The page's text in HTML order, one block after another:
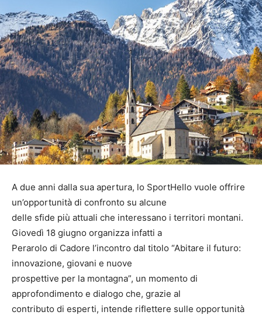
A due anni dalla sua apertura, lo SportHello vuole offrire
un’opportunità di confronto su alcune
delle sfide più attuali che interessano i territori montani.
Giovedì 18 giugno organizza infatti a
Perarolo di Cadore l’incontro dal titolo “Abitare il futuro:
innovazione, giovani e nuove
prospettive per la montagna”, un momento di
approfondimento e dialogo che, grazie al
contributo di esperti, intende riflettere sulle opportunità